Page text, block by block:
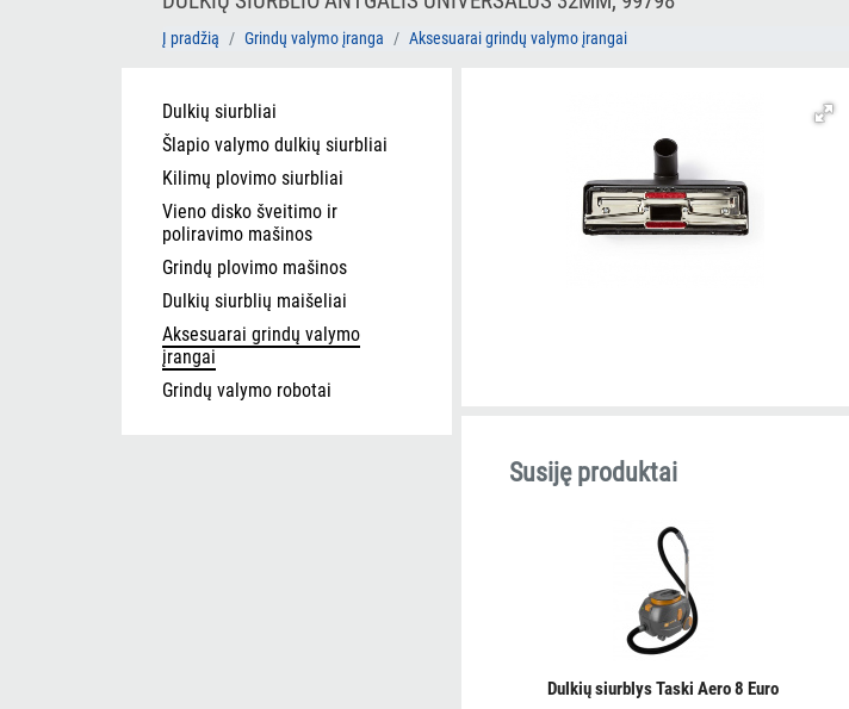
Į pradžią Grindų valymo įranga Aksesuarai grindų valymo įrangai
Dulkių siurbliai
Šlapio valymo dulkių siurbliai
Kilimų plovimo siurbliai
Vieno disko šveitimo ir
poliravimo mašinos
Grindų plovimo mašinos
Dulkių siurblių maišeliai
Aksesuarai grindų valymo
įrangai
Grindų valymo robotai
Susiję produktai
Dulkių siurblys Taski Aero 8 Euro